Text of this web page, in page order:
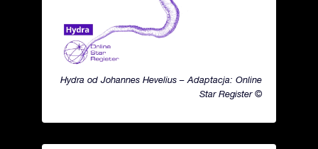
Hydra od Johannes Hevelius – Adaptacja: Online
Star Register ©